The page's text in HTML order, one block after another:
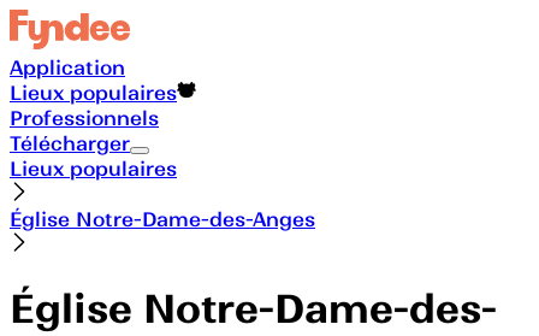
Application
Lieux populaires
Professionnels
Télécharger
Lieux populaires
Église Notre-Dame-des-Anges
Église Notre-Dame-des-